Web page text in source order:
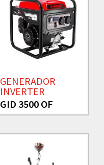
GENERADOR
INVERTER
GID 3500 OF